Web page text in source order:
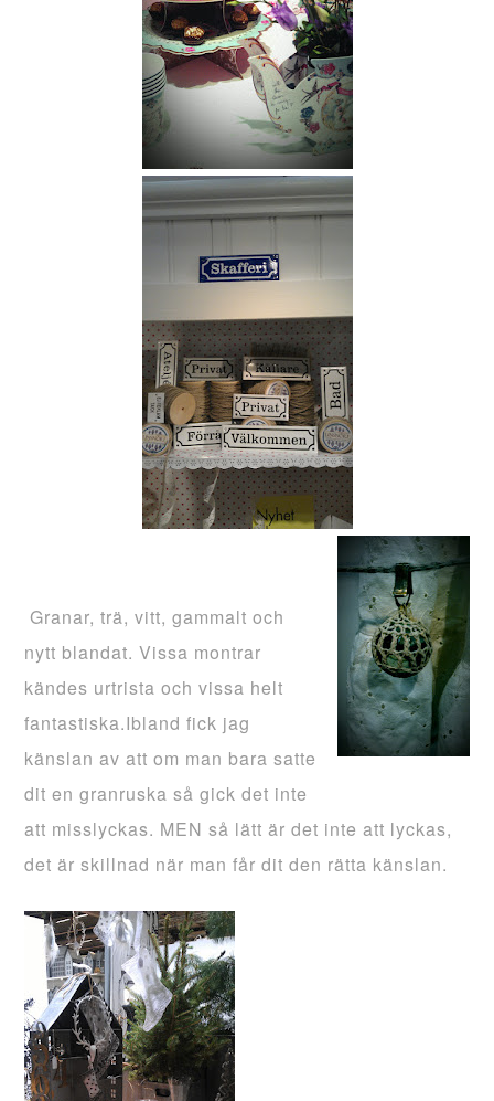
Granar, trä, vitt, gammalt och
nytt blandat. Vissa montrar
kändes urtrista och vissa helt
fantastiska.Ibland fick jag
känslan av att om man bara satte
dit en granruska så gick det inte
att misslyckas. MEN så lätt är det inte att lyckas,
det är skillnad när man får dit den rätta känslan.